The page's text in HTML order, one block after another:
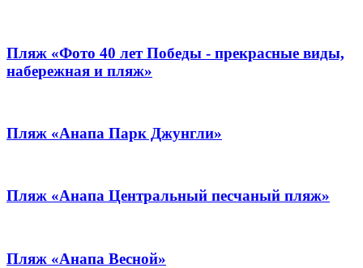
Пляж «Фото 40 лет Победы - прекрасные виды,
набережная и пляж»
Пляж «Анапа Парк Джунгли»
Пляж «Анапа Центральный песчаный пляж»
Пляж «Анапа Весной»